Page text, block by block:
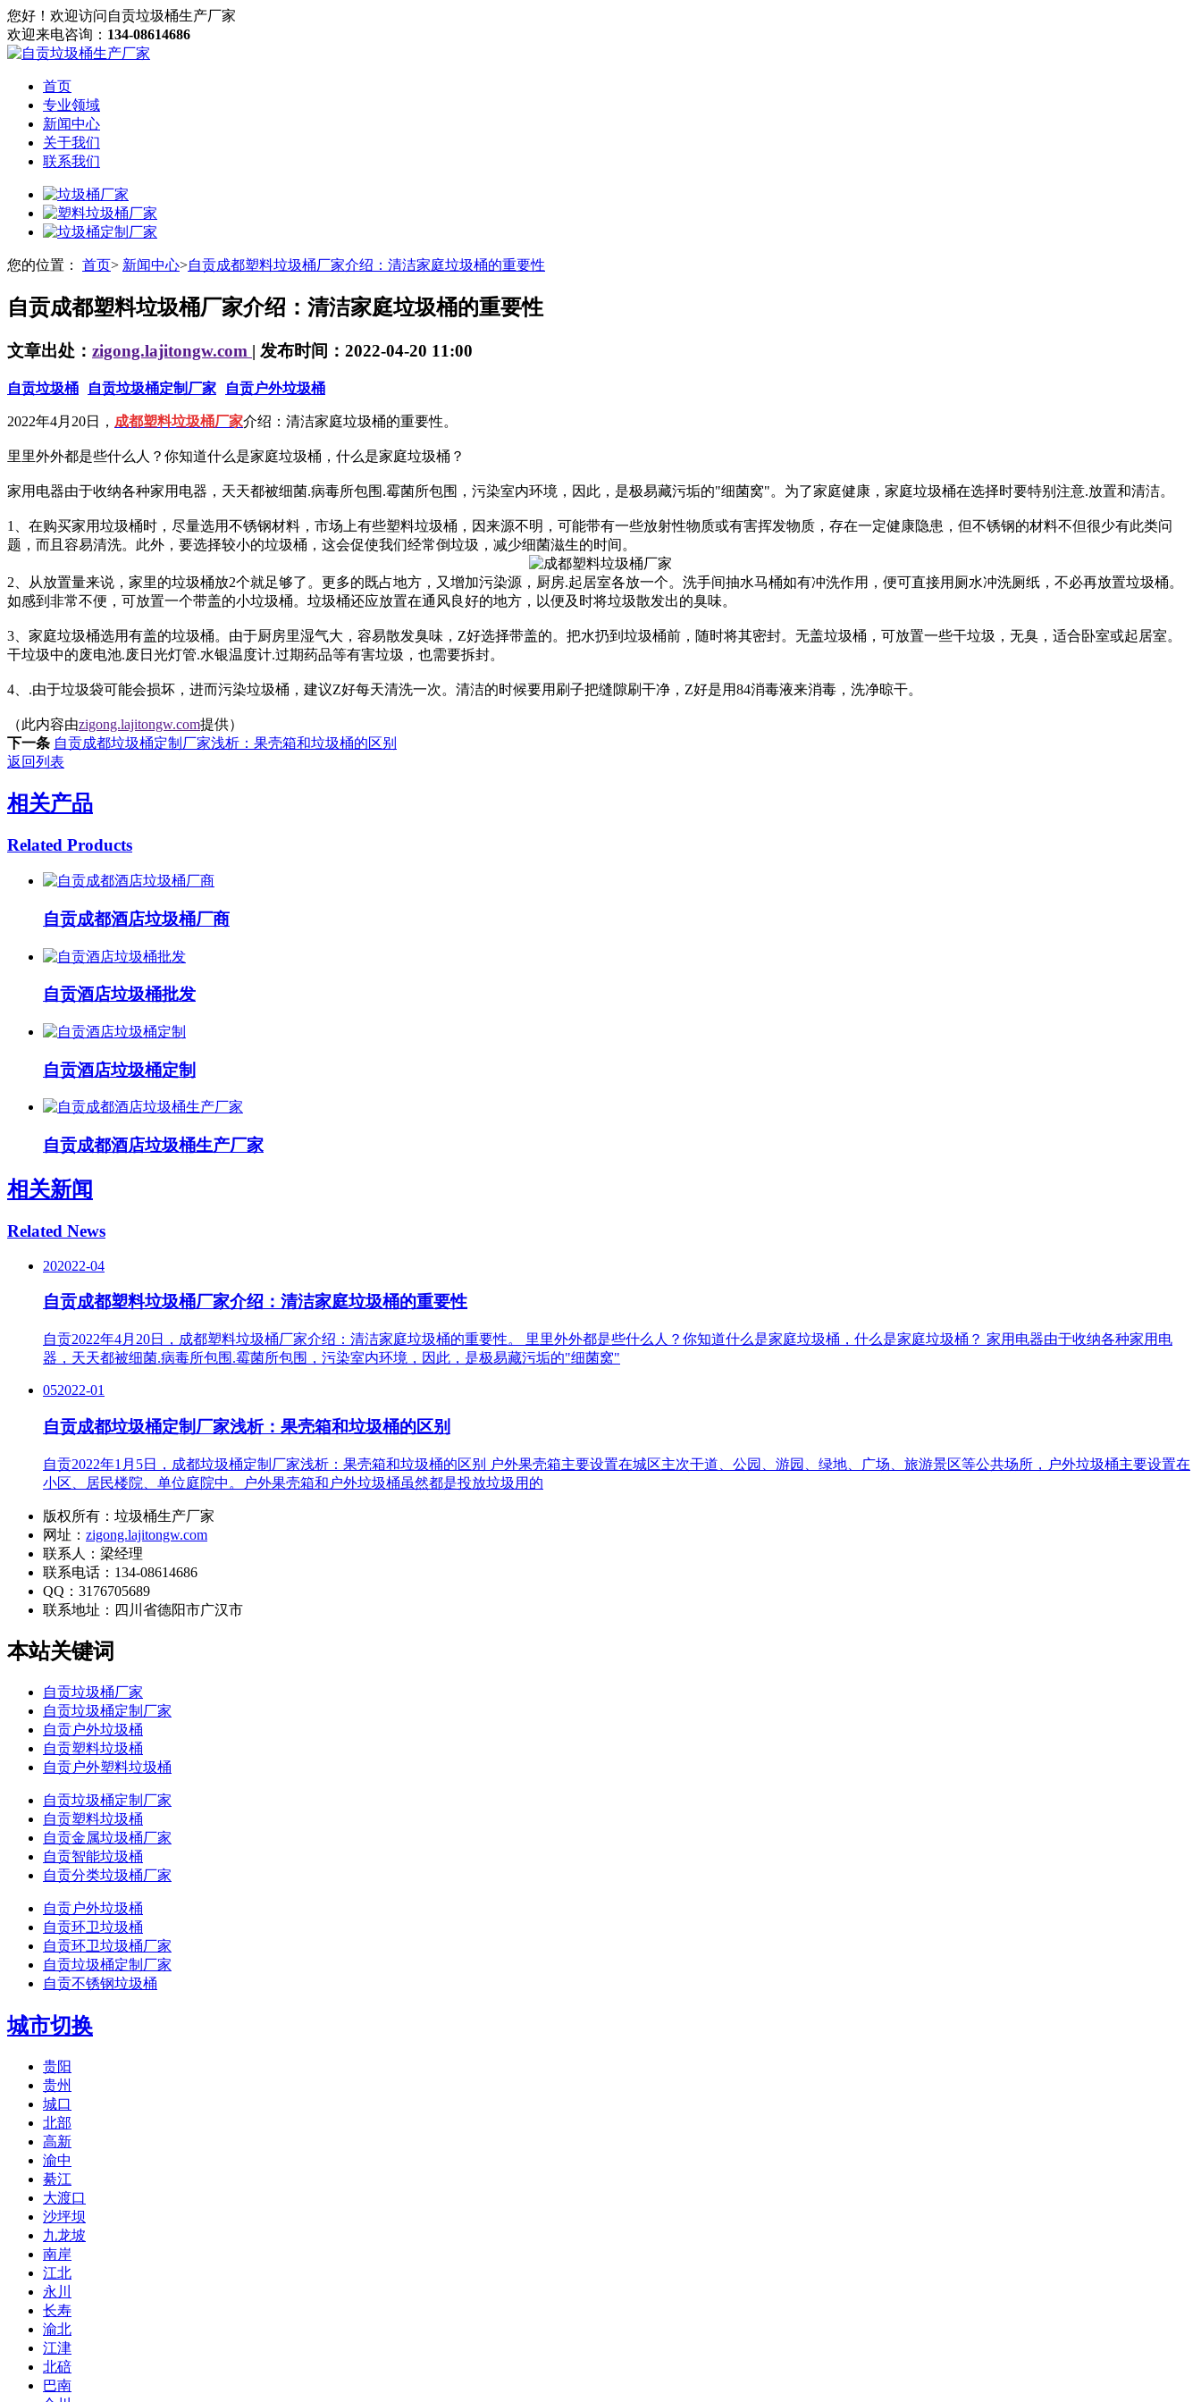
您好！欢迎访问自贡垃圾桶生产厂家
欢迎来电咨询： 134-08614686
首页
专业领域
新闻中心
关于我们
联系我们
您的位置： 首页> 新闻中心>自贡成都塑料垃圾桶厂家介绍：清洁家庭垃圾桶的重要性
自贡成都塑料垃圾桶厂家介绍：清洁家庭垃圾桶的重要性
文章出处： zigong.lajitongw.com | 发布时间：2022-04-20 11:00
自贡垃圾桶 自贡垃圾桶定制厂家 自贡户外垃圾桶
2022年4月20日， 成都塑料垃圾桶厂家介绍：清洁家庭垃圾桶的重要性。
里里外外都是些什么人？你知道什么是家庭垃圾桶，什么是家庭垃圾桶？
家用电器由于收纳各种家用电器，天天都被细菌.病毒所包围.霉菌所包围，污染室内环境，因此，是极易藏污垢的"细菌窝"。为了家庭健康，家庭垃圾桶在选择时要特别注意.放置和清洁。
1、在购买家用垃圾桶时，尽量选用不锈钢材料，市场上有些塑料垃圾桶，因来源不明，可能带有一些放射性物质或有害挥发物质，存在一定健康隐患，但不锈钢的材料不但很少有此类问
题，而且容易清洗。此外，要选择较小的垃圾桶，这会促使我们经常倒垃圾，减少细菌滋生的时间。
2、从放置量来说，家里的垃圾桶放2个就足够了。更多的既占地方，又增加污染源，厨房.起居室各放一个。洗手间抽水马桶如有冲洗作用，便可直接用厕水冲洗厕纸，不必再放置垃圾桶。
如感到非常不便，可放置一个带盖的小垃圾桶。垃圾桶还应放置在通风良好的地方，以便及时将垃圾散发出的臭味。
3、家庭垃圾桶选用有盖的垃圾桶。由于厨房里湿气大，容易散发臭味，Z好选择带盖的。把水扔到垃圾桶前，随时将其密封。无盖垃圾桶，可放置一些干垃圾，无臭，适合卧室或起居室。
干垃圾中的废电池.废日光灯管.水银温度计.过期药品等有害垃圾，也需要拆封。
4、.由于垃圾袋可能会损坏，进而污染垃圾桶，建议Z好每天清洗一次。清洁的时候要用刷子把缝隙刷干净，Z好是用84消毒液来消毒，洗净晾干。
（此内容由zigong.lajitongw.com提供）
下一条 自贡成都垃圾桶定制厂家浅析：果壳箱和垃圾桶的区别
返回列表
相关产品
Related Products
自贡成都酒店垃圾桶厂商
自贡酒店垃圾桶批发
自贡酒店垃圾桶定制
自贡成都酒店垃圾桶生产厂家
相关新闻
Related News
202022-04
自贡成都塑料垃圾桶厂家介绍：清洁家庭垃圾桶的重要性
自贡2022年4月20日，成都塑料垃圾桶厂家介绍：清洁家庭垃圾桶的重要性。 里里外外都是些什么人？你知道什么是家庭垃圾桶，什么是家庭垃圾桶？ 家用电器由于收纳各种家用电
器，天天都被细菌.病毒所包围.霉菌所包围，污染室内环境，因此，是极易藏污垢的"细菌窝"
052022-01
自贡成都垃圾桶定制厂家浅析：果壳箱和垃圾桶的区别
自贡2022年1月5日，成都垃圾桶定制厂家浅析：果壳箱和垃圾桶的区别 户外果壳箱主要设置在城区主次干道、公园、游园、绿地、广场、旅游景区等公共场所，户外垃圾桶主要设置在
小区、居民楼院、单位庭院中。户外果壳箱和户外垃圾桶虽然都是投放垃圾用的
版权所有：垃圾桶生产厂家
网址： zigong.lajitongw.com
联系人：梁经理
联系电话：134-08614686
QQ：3176705689
联系地址： 四川省德阳市广汉市
本站关键词
自贡垃圾桶厂家
自贡垃圾桶定制厂家
自贡户外垃圾桶
自贡塑料垃圾桶
自贡户外塑料垃圾桶
自贡垃圾桶定制厂家
自贡塑料垃圾桶
自贡金属垃圾桶厂家
自贡智能垃圾桶
自贡分类垃圾桶厂家
自贡户外垃圾桶
自贡环卫垃圾桶
自贡环卫垃圾桶厂家
自贡垃圾桶定制厂家
自贡不锈钢垃圾桶
城市切换
贵阳
贵州
城口
北部
高新
渝中
綦江
大渡口
沙坪坝
九龙坡
南岸
江北
永川
长寿
渝北
江津
北碚
巴南